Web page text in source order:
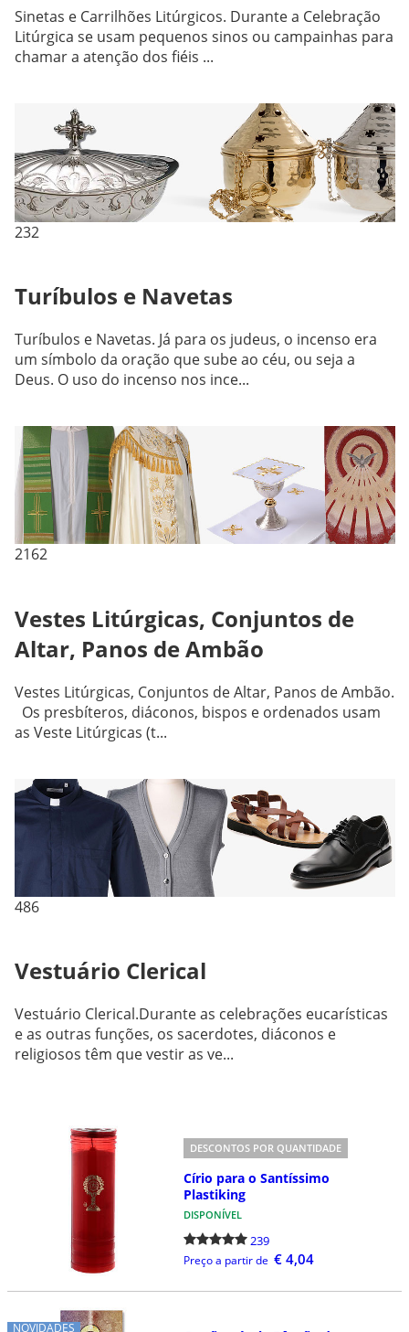
Sinetas e Carrilhões Litúrgicos. Durante a Celebração
Litúrgica se usam pequenos sinos ou campainhas para
chamar a atenção dos fiéis ...
232
Turíbulos e Navetas
Turíbulos e Navetas. Já para os judeus, o incenso era
um símbolo da oração que sube ao céu, ou seja a
Deus. O uso do incenso nos ince...
2162
Vestes Litúrgicas, Conjuntos de
Altar, Panos de Ambão
Vestes Litúrgicas, Conjuntos de Altar, Panos de Ambão.
Os presbíteros, diáconos, bispos e ordenados usam
as Veste Litúrgicas (t...
486
Vestuário Clerical
Vestuário Clerical.Durante as celebrações eucarísticas
e as outras funções, os sacerdotes, diáconos e
religiosos têm que vestir as ve...
DESCONTOS POR QUANTIDADE
Círio para o Santíssimo
Plastiking
DISPONÍVEL
239
Preço a partir de € 4,04
NOVIDADES